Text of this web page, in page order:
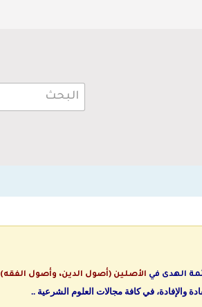
الهدى في الأصلين (أصول الدين، وأصول الفقه)
والإفادة، في كافة مجالات العلوم الشرعية ..